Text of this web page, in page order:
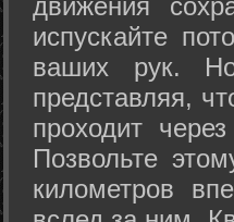
движения
испускайте
ваших рук.
представляя,
проходит
Позвольте
километров